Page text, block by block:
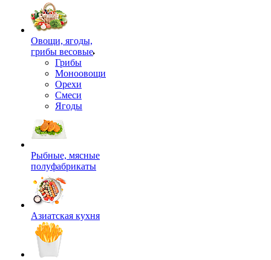
Овощи, ягоды,
грибы весовые
Грибы
Моноовощи
Орехи
Смеси
Ягоды
Рыбные, мясные
полуфабрикаты
Азиатская кухня